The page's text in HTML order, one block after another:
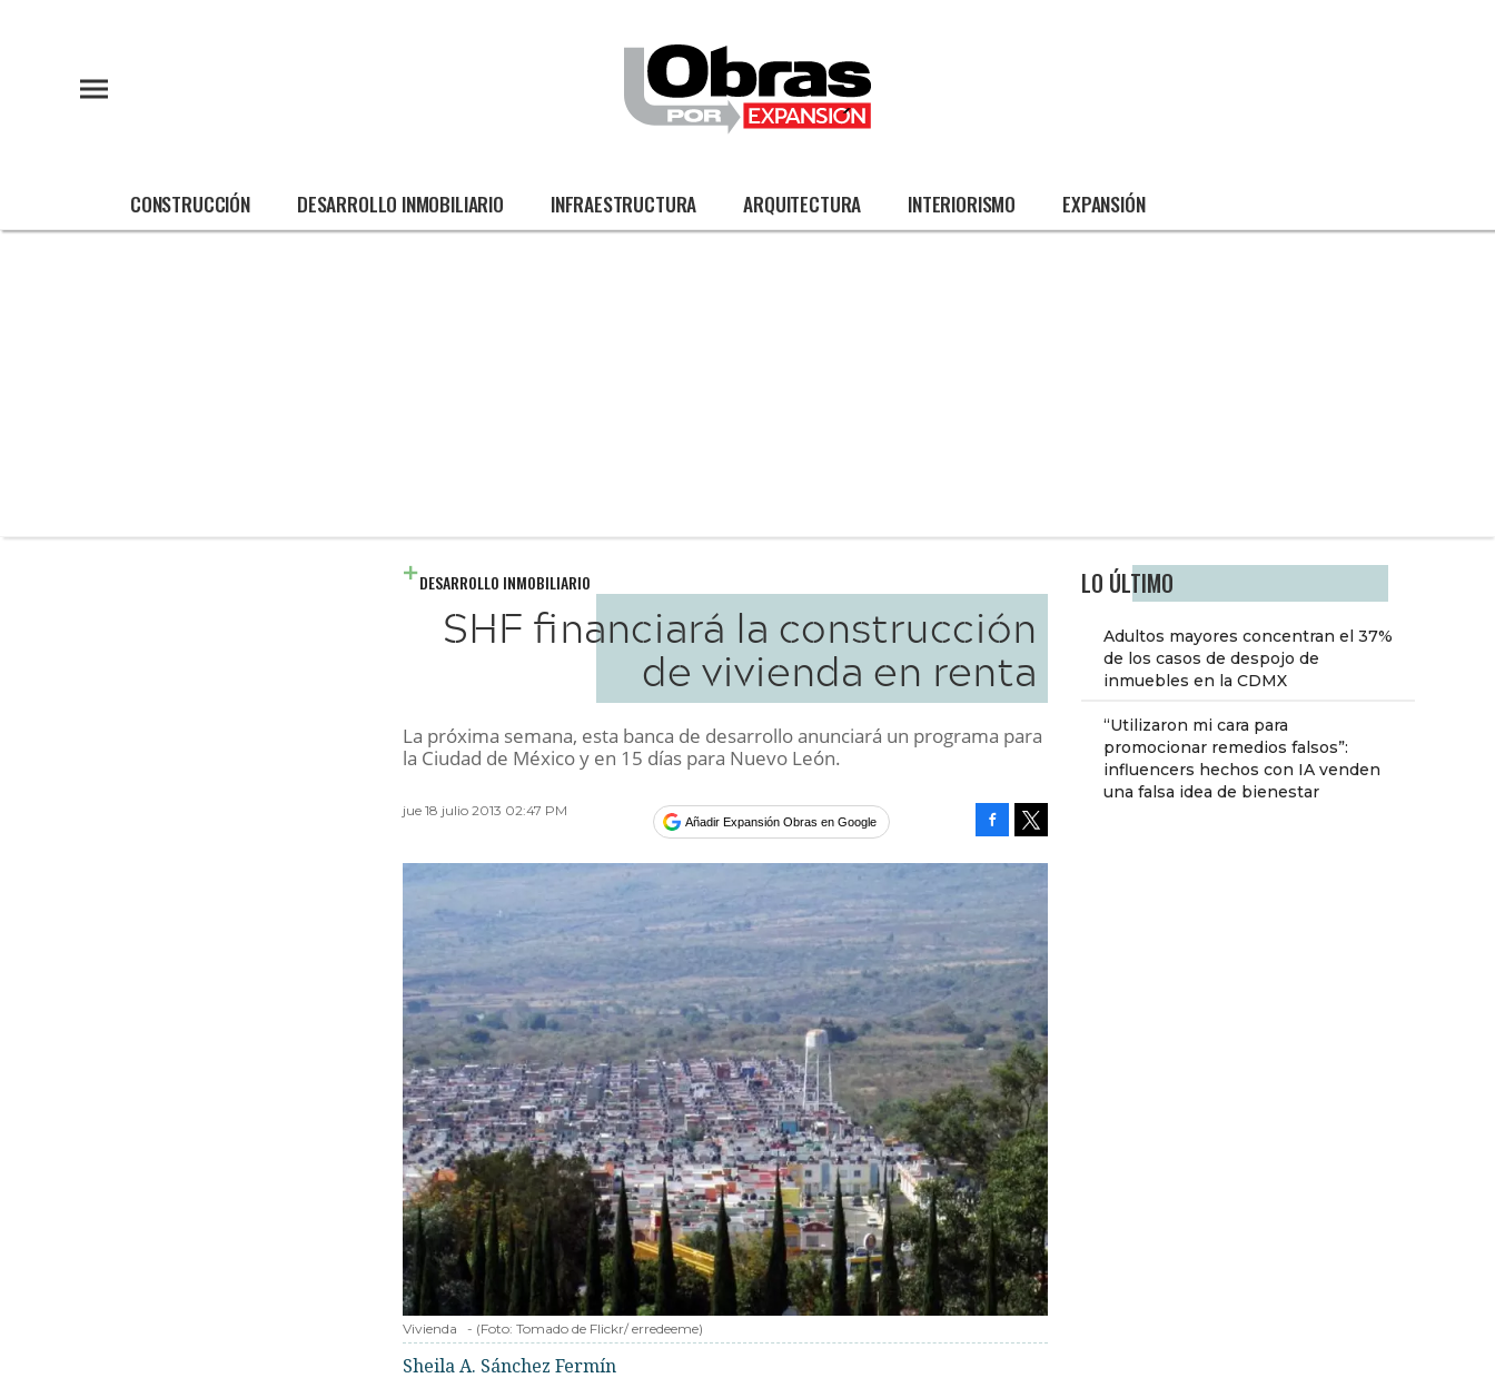
CONSTRUCCIÓN DESARROLLO INMOBILIARIO INFRAESTRUCTURA ARQUITECTURA INTERIORISMO EXPANSIÓN
LO ÚLTIMO
Adultos mayores concentran el 37%
de los casos de despojo de
inmuebles en la CDMX
“Utilizaron mi cara para
promocionar remedios falsos”:
influencers hechos con IA venden
una falsa idea de bienestar
DESARROLLO INMOBILIARIO
SHF financiará la construcción
de vivienda en renta
La próxima semana, esta banca de desarrollo anunciará un programa para
la Ciudad de México y en 15 días para Nuevo León.
jue 18 julio 2013 02:47 PM
Añadir Expansión Obras en Google
Vivienda - (Foto: Tomado de Flickr/ erredeeme)
Sheila A. Sánchez Fermín